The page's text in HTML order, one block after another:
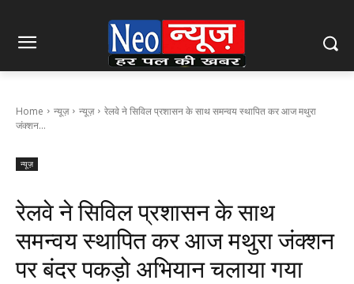
Home न्यूज़ न्यूज़
रेलवे ने सिविल प्रशासन के साथ समन्वय स्थापित कर आज मथुरा
जंक्शन...
न्यूज़
रेलवे ने सिविल प्रशासन के साथ
समन्वय स्थापित कर आज मथुरा जंक्शन
पर बंदर पकड़ो अभियान चलाया गया